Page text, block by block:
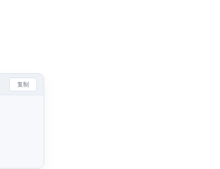
复制